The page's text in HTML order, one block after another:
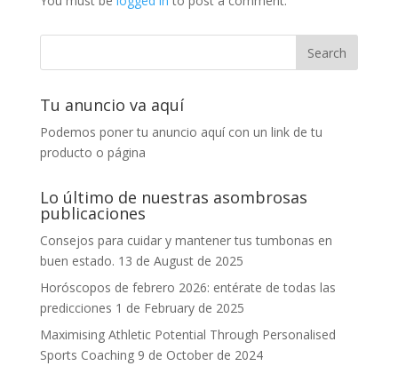
Tu anuncio va aquí
Podemos poner tu anuncio aquí con un link de tu
producto o página
Lo último de nuestras asombrosas
publicaciones
Consejos para cuidar y mantener tus tumbonas en
buen estado. 13 de August de 2025
Horóscopos de febrero 2026: entérate de todas las
predicciones 1 de February de 2025
Maximising Athletic Potential Through Personalised
Sports Coaching 9 de October de 2024